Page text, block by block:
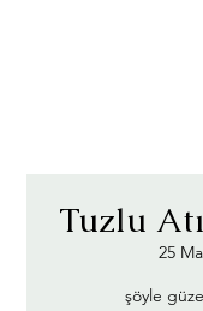
Tuzlu
25
şöyle